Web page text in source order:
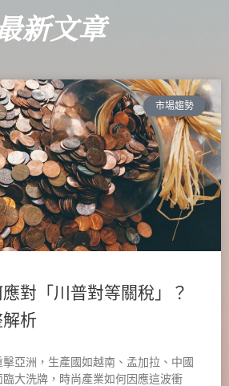
新文章
市場趨勢
對「川普對等關稅」？
析
亞洲，生產國如越南、孟加拉、中國
大洗牌，時尚產業如何因應這波衝